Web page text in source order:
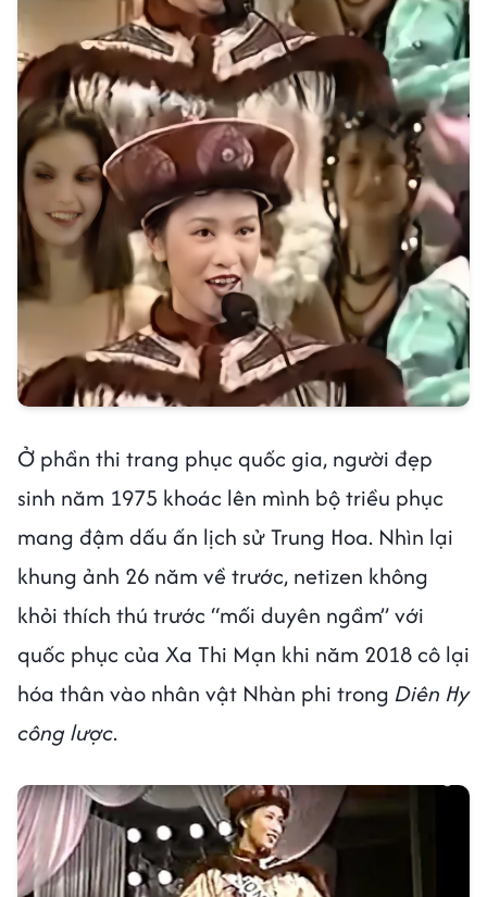
Ở phần thi trang phục quốc gia, người đẹp
sinh năm 1975 khoác lên mình bộ triều phục
mang đậm dấu ấn lịch sử Trung Hoa. Nhìn lại
khung ảnh 26 năm về trước, netizen không
khỏi thích thú trước “mối duyên ngầm” với
quốc phục của Xa Thi Mạn khi năm 2018 cô lại
hóa thân vào nhân vật Nhàn phi trong Diên Hy
công lược.